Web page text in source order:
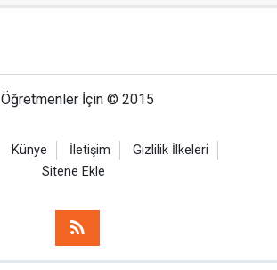
Öğretmenler İçin © 2015
Künye İletişim
Gizlilik İlkeleri
Sitene Ekle